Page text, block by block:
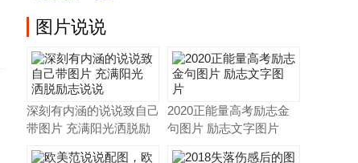
图片说说
深刻有内涵的说说致自己
带图片 充满阳光洒脱励
2020正能量高考励志金
句图片 励志文字图片